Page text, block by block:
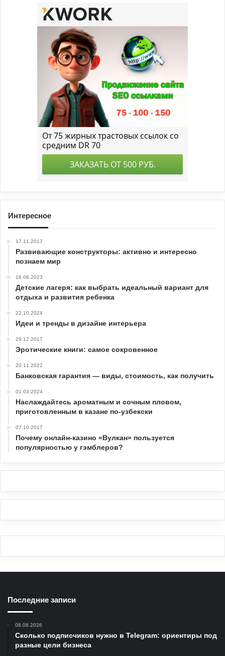
Интересное
17.11.2017
Развивающие конструкторы: активно и интересно
познаем мир
16.08.2023
Детские лагеря: как выбрать идеальный вариант для
отдыха и развития ребенка
22.10.2024
Идеи и тренды в дизайне интерьера
29.12.2017
Эротические книги: самое сокровенное
20.11.2022
Банковская гарантия — виды, стоимость, как получить
01.03.2024
Наслаждайтесь ароматным и сочным пловом,
приготовленным в казане по-узбекски
07.10.2017
Почему онлайн-казино «Вулкан» пользуется
популярностью у гэмблеров?
Последние записи
08.08.2026
Сколько подписчиков нужно в Telegram: ориентиры под
разные цели бизнеса